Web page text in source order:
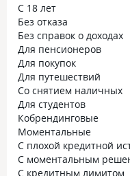
С 18 лет
Без отказа
Без справок о доходах
Для пенсионеров
Для покупок
Для путешествий
Со снятием наличных
Для студентов
Кобрендинговые
Моментальные
С плохой кредитной
С моментальным
С кредитным лимитом